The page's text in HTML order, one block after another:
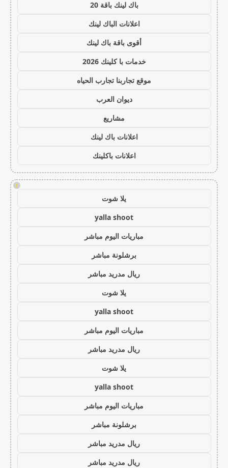
باك لينك باقة 20
اعلانات الباك لينك
أقوى باقة باك لينك
خدمات با كلينك 2026
موقع تجاربنا تجارب الحياه
ديوان العرب
مشاريع
اعلانات باك لينك
اعلانات باكلينك
!
يلا شوت
yalla shoot
مباريات اليوم مباشر
برشلونة مباشر
ريال مدريد مباشر
يلا شوت
yalla shoot
مباريات اليوم مباشر
ريال مدريد مباشر
يلا شوت
yalla shoot
مباريات اليوم مباشر
برشلونة مباشر
ريال مدريد مباشر
ريال مدريد مباشر